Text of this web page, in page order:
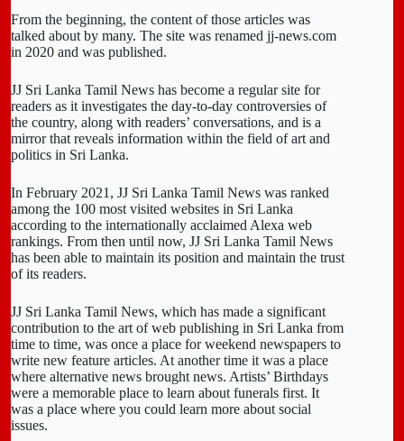
From the beginning, the content of those articles was
talked about by many. The site was renamed jj-news.com
in 2020 and was published.
JJ Sri Lanka Tamil News has become a regular site for
readers as it investigates the day-to-day controversies of
the country, along with readers’ conversations, and is a
mirror that reveals information within the field of art and
politics in Sri Lanka.
In February 2021, JJ Sri Lanka Tamil News was ranked
among the 100 most visited websites in Sri Lanka
according to the internationally acclaimed Alexa web
rankings. From then until now, JJ Sri Lanka Tamil News
has been able to maintain its position and maintain the trust
of its readers.
JJ Sri Lanka Tamil News, which has made a significant
contribution to the art of web publishing in Sri Lanka from
time to time, was once a place for weekend newspapers to
write new feature articles. At another time it was a place
where alternative news brought news. Artists’ Birthdays
were a memorable place to learn about funerals first. It
was a place where you could learn more about social
issues.